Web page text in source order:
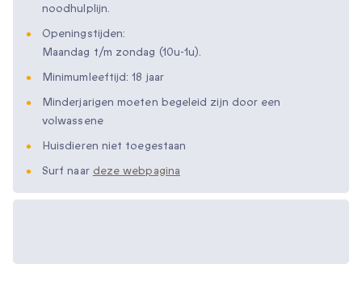
noodhulplijn.
Openingstijden:
Maandag t/m zondag (10u-1u).
Minimumleeftijd: 18 jaar
Minderjarigen moeten begeleid zijn door een
volwassene
Huisdieren niet toegestaan
Surf naar deze webpagina